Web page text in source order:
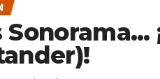
Sonorama…